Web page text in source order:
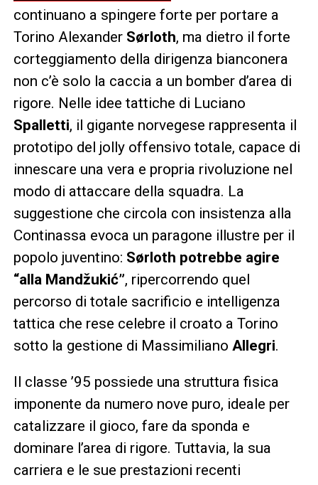
continuano a spingere forte per portare a
Torino Alexander Sørloth, ma dietro il forte
corteggiamento della dirigenza bianconera
non c’è solo la caccia a un bomber d’area di
rigore. Nelle idee tattiche di Luciano
Spalletti, il gigante norvegese rappresenta il
prototipo del jolly offensivo totale, capace di
innescare una vera e propria rivoluzione nel
modo di attaccare della squadra. La
suggestione che circola con insistenza alla
Continassa evoca un paragone illustre per il
popolo juventino: Sørloth potrebbe agire
“alla Mandžukić”, ripercorrendo quel
percorso di totale sacrificio e intelligenza
tattica che rese celebre il croato a Torino
sotto la gestione di Massimiliano Allegri.
Il classe ’95 possiede una struttura fisica
imponente da numero nove puro, ideale per
catalizzare il gioco, fare da sponda e
dominare l’area di rigore. Tuttavia, la sua
carriera e le sue prestazioni recenti